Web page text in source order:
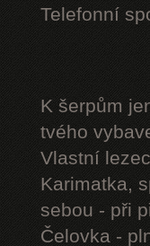
Telefonní
K šerpům
tvého
Vlastní
Karimatka,
sebou - při
Čelovka -